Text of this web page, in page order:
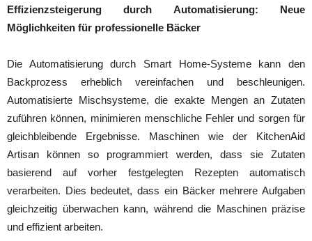
Effizienzsteigerung durch Automatisierung: Neue
Möglichkeiten für professionelle Bäcker
Die Automatisierung durch Smart Home-Systeme kann den
Backprozess erheblich vereinfachen und beschleunigen.
Automatisierte Mischsysteme, die exakte Mengen an Zutaten
zuführen können, minimieren menschliche Fehler und sorgen für
gleichbleibende Ergebnisse. Maschinen wie der KitchenAid
Artisan können so programmiert werden, dass sie Zutaten
basierend auf vorher festgelegten Rezepten automatisch
verarbeiten. Dies bedeutet, dass ein Bäcker mehrere Aufgaben
gleichzeitig überwachen kann, während die Maschinen präzise
und effizient arbeiten.